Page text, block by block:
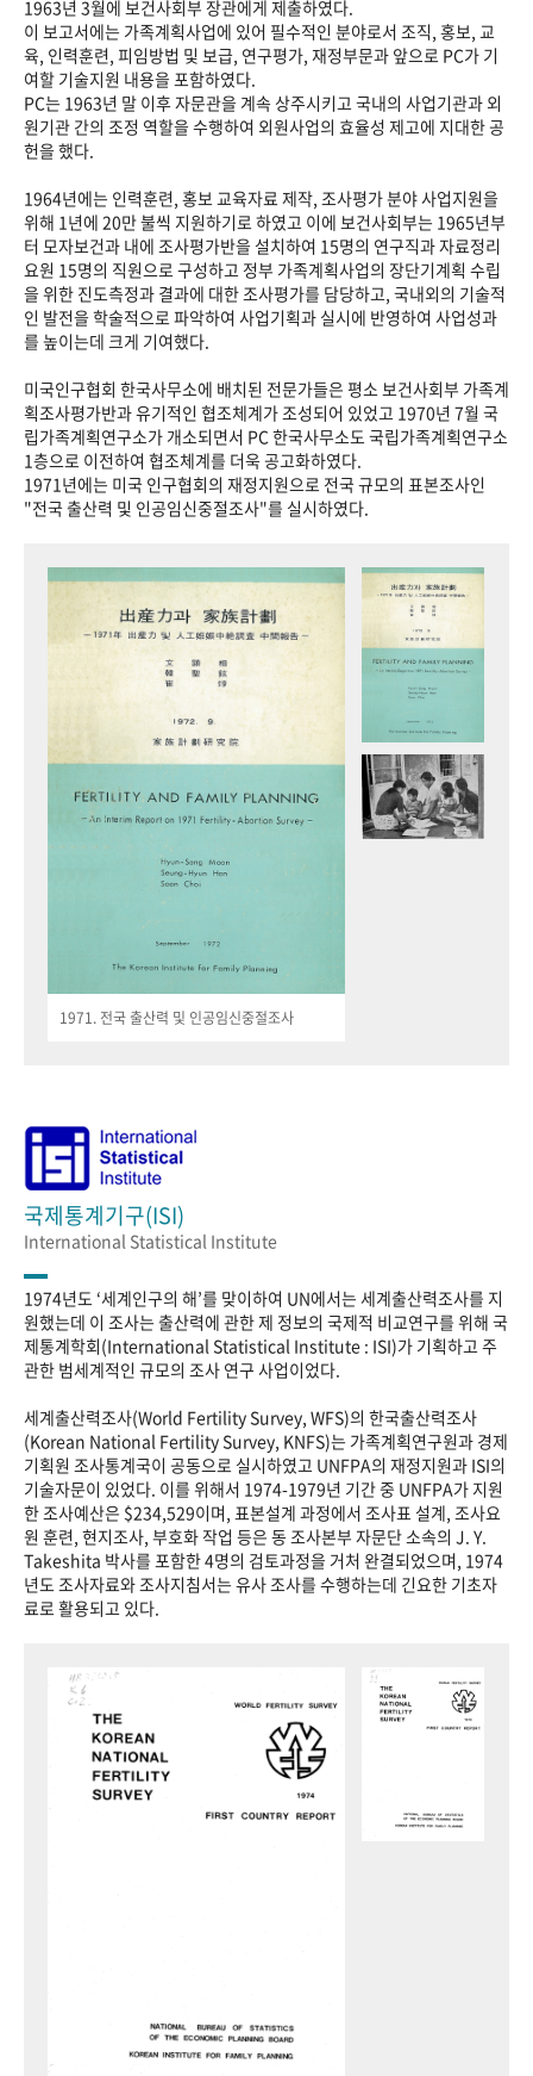
1963년 3월에 보건사회부 장관에게 제출하였다.
이 보고서에는 가족계획사업에 있어 필수적인 분야로서 조직, 홍보, 교
육, 인력훈련, 피임방법 및 보급, 연구평가, 재정부문과 앞으로 PC가 기
여할 기술지원 내용을 포함하였다.
PC는 1963년 말 이후 자문관을 계속 상주시키고 국내의 사업기관과 외
원기관 간의 조정 역할을 수행하여 외원사업의 효율성 제고에 지대한 공
헌을 했다.
1964년에는 인력훈련, 홍보 교육자료 제작, 조사평가 분야 사업지원을
위해 1년에 20만 불씩 지원하기로 하였고 이에 보건사회부는 1965년부
터 모자보건과 내에 조사평가반을 설치하여 15명의 연구직과 자료정리
요원 15명의 직원으로 구성하고 정부 가족계획사업의 장단기계획 수립
을 위한 진도측정과 결과에 대한 조사평가를 담당하고, 국내외의 기술적
인 발전을 학술적으로 파악하여 사업기획과 실시에 반영하여 사업성과
를 높이는데 크게 기여했다.
미국인구협회 한국사무소에 배치된 전문가들은 평소 보건사회부 가족계
획조사평가반과 유기적인 협조체계가 조성되어 있었고 1970년 7월 국
립가족계획연구소가 개소되면서 PC 한국사무소도 국립가족계획연구소
1층으로 이전하여 협조체계를 더욱 공고화하였다.
1971년에는 미국 인구협회의 재정지원으로 전국 규모의 표본조사인
"전국 출산력 및 인공임신중절조사"를 실시하였다.
1971. 전국 출산력 및 인공임신중절조사
국제통계기구(ISI)
International Statistical Institute
1974년도 ‘세계인구의 해’를 맞이하여 UN에서는 세계출산력조사를 지
원했는데 이 조사는 출산력에 관한 제 정보의 국제적 비교연구를 위해 국
제통계학회(International Statistical Institute : ISI)가 기획하고 주
관한 범세계적인 규모의 조사 연구 사업이었다.
세계출산력조사(World Fertility Survey, WFS)의 한국출산력조사
(Korean National Fertility Survey, KNFS)는 가족계획연구원과 경제
기획원 조사통계국이 공동으로 실시하였고 UNFPA의 재정지원과 ISI의
기술자문이 있었다. 이를 위해서 1974-1979년 기간 중 UNFPA가 지원
한 조사예산은 $234,529이며, 표본설계 과정에서 조사표 설계, 조사요
원 훈련, 현지조사, 부호화 작업 등은 동 조사본부 자문단 소속의 J. Y.
Takeshita 박사를 포함한 4명의 검토과정을 거처 완결되었으며, 1974
년도 조사자료와 조사지침서는 유사 조사를 수행하는데 긴요한 기초자
료로 활용되고 있다.